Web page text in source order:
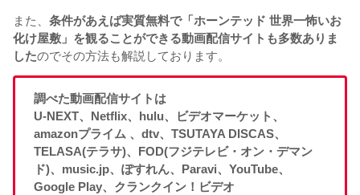
また、 条件があえば実質無料で「ホーンテッド 世界一怖いお
化け屋敷」を観ることができる動画配信サイトも多数ありま
したのでその方法も解説しております。
調べた動画配信サイトは
U-NEXT、Netflix、hulu、ビデオマーケット、
amazonプライム 、dtv、TSUTAYA DISCAS、
TELASA(テラサ)、FOD(フジテレビ・オン・デマン
ド)、music.jp、ぽすれん、Paravi、YouTube、
Google Play、クランクイン！ビデオ